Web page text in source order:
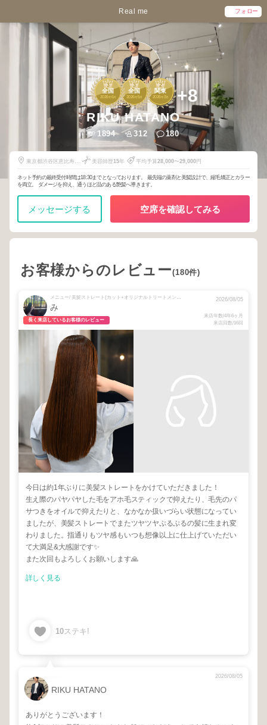
Real me フォロー
3
全国
2026年 6月
3
全国
2026年 5月
2
関東
2026年 3月 +8
RIKU HATANO
1894 312 180
東京都渋谷区恵比寿西
美容師歴15年 平均予算28,000〜29,000円
ネット予約の最終受付時間は18:30までとなっております。 最先端の薬剤と美髪設計で、縮毛矯正とカラー
を両立。 ダメージを抑え、通うほど品のある艶髪へ導きます。
メッセージする 空席を確認してみる
お客様からのレビュー(180件)
メニュー/ 美髪ストレート(カット+オリジナルトリートメント込)
み
長く来店しているお客様のレビュー
2026/08/05
来店年数/4年6ヶ月
来店回数/16回
今日は約1年ぶりに美髪ストレートをかけていただきました！
生え際のパヤパヤした毛をアホ毛スティックで抑えたり、毛先のパ
サつきをオイルで抑えたりと、なかなか扱いづらい状態になってい
ましたが、美髪ストレートでまたツヤツヤぷるぷるの髪に生まれ変
わりました。指通りもツヤ感もいつも想像以上に仕上げていただい
て大満足&大感謝です✨️
また次回もよろしくお願いします🙏
詳しく見る
10ステキ!
RIKU HATANO
2026/08/05
ありがとうございます！